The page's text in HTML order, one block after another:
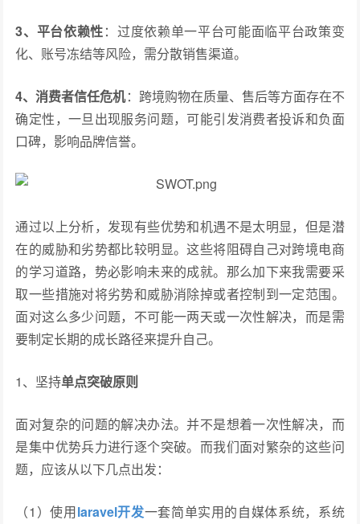
3、平台依赖性：过度依赖单一平台可能面临平台政策变
化、账号冻结等风险，需分散销售渠道。
4、消费者信任危机：跨境购物在质量、售后等方面存在不
确定性，一旦出现服务问题，可能引发消费者投诉和负面
口碑，影响品牌信誉。
通过以上分析，发现有些优势和机遇不是太明显，但是潜
在的威胁和劣势都比较明显。这些将阻碍自己对跨境电商
的学习道路，势必影响未来的成就。那么加下来我需要采
取一些措施对将劣势和威胁消除掉或者控制到一定范围。
面对这么多少问题，不可能一两天或一次性解决，而是需
要制定长期的成长路径来提升自己。
1、坚持单点突破原则
面对复杂的问题的解决办法。并不是想着一次性解决，而
是集中优势兵力进行逐个突破。而我们面对繁杂的这些问
题，应该从以下几点出发：
（1）使用laravel开发一套简单实用的自媒体系统，系统